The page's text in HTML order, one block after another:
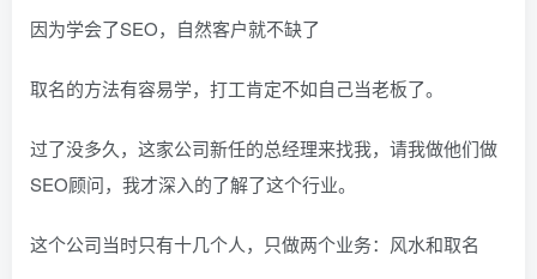
因为学会了SEO，自然客户就不缺了
取名的方法有容易学，打工肯定不如自己当老板了。
过了没多久，这家公司新任的总经理来找我，请我做他们做
SEO顾问，我才深入的了解了这个行业。
这个公司当时只有十几个人，只做两个业务：风水和取名